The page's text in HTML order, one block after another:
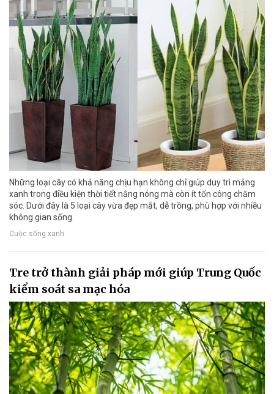
Những loại cây có khả năng chịu hạn không chỉ giúp duy trì mảng
xanh trong điều kiện thời tiết nắng nóng mà còn ít tốn công chăm
sóc. Dưới đây là 5 loại cây vừa đẹp mắt, dễ trồng, phù hợp với nhiều
không gian sống.
Cuộc sống xanh
Tre trở thành giải pháp mới giúp Trung Quốc
kiểm soát sa mạc hóa